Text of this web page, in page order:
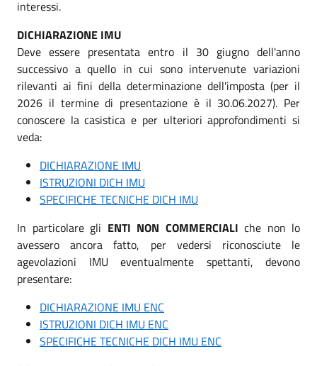
interessi.
DICHIARAZIONE IMU
Deve essere presentata entro il 30 giugno dell'anno
successivo a quello in cui sono intervenute variazioni
rilevanti ai fini della determinazione dell'imposta (per il
2026 il termine di presentazione è il 30.06.2027). Per
conoscere la casistica e per ulteriori approfondimenti si
veda:
DICHIARAZIONE IMU
ISTRUZIONI DICH IMU
SPECIFICHE TECNICHE DICH IMU
In particolare gli ENTI NON COMMERCIALI che non lo
avessero ancora fatto, per vedersi riconosciute le
agevolazioni IMU eventualmente spettanti, devono
presentare:
DICHIARAZIONE IMU ENC
ISTRUZIONI DICH IMU ENC
SPECIFICHE TECNICHE DICH IMU ENC